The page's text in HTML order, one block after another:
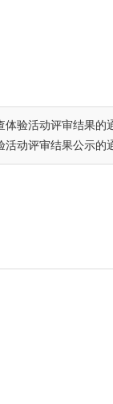
体验活动评审结果的
活动评审结果公示的